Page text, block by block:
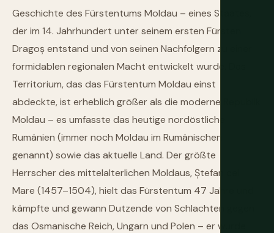
Geschichte des Fürstentums Moldau – eines Staates,
der im 14. Jahrhundert unter seinem ersten Fürsten
Dragoș entstand und von seinen Nachfolgern zu einer
formidablen regionalen Macht entwickelt wurde. Das
Territorium, das das Fürstentum Moldau einst
abdeckte, ist erheblich größer als die moderne Republik
Moldau – es umfasste das heutige nordöstliche
Rumänien (immer noch Moldau im Rumänischen
genannt) sowie das aktuelle Land. Der größte
Herrscher des mittelalterlichen Moldaus, Ștefan cel
Mare (1457–1504), hielt das Fürstentum 47 Jahre und
kämpfte und gewann Dutzende von Schlachten gegen
das Osmanische Reich, Ungarn und Polen – er wurde